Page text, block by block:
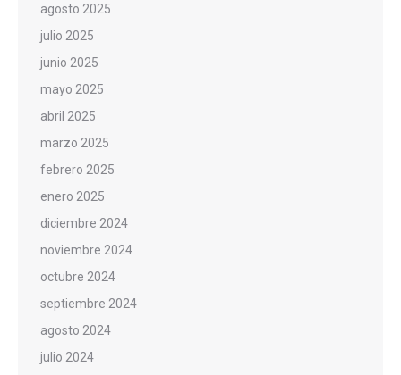
agosto 2025
julio 2025
junio 2025
mayo 2025
abril 2025
marzo 2025
febrero 2025
enero 2025
diciembre 2024
noviembre 2024
octubre 2024
septiembre 2024
agosto 2024
julio 2024